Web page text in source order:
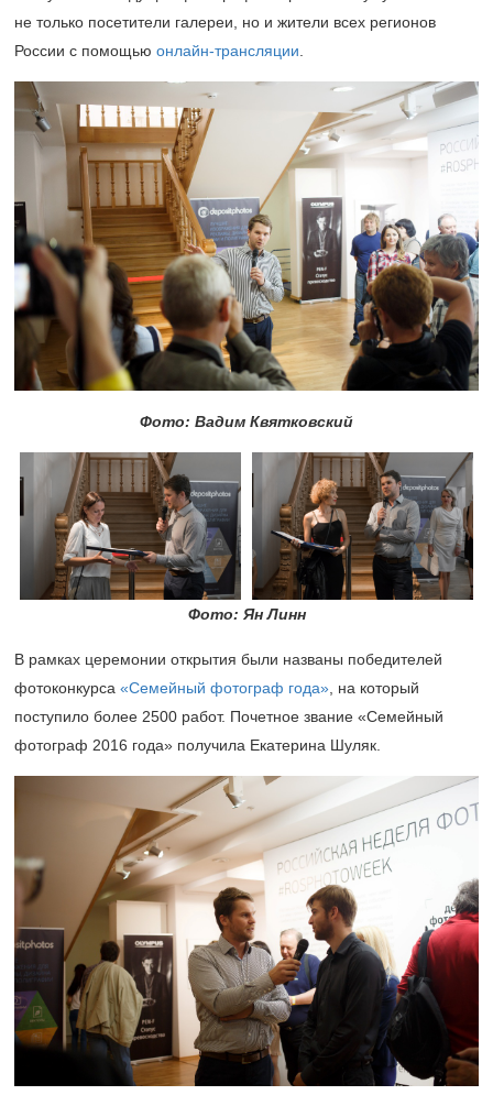
не только посетители галереи, но и жители всех регионов
России с помощью онлайн-трансляции
Фото: Вадим Квятковский
Фото: Ян Линн
В рамках церемонии открытия были названы победителей
фотоконкурса «Семейный фотограф года», на который
поступило более 2500 работ. Почетное звание «Семейный
фотограф 2016 года» получила Екатерина Шуляк.